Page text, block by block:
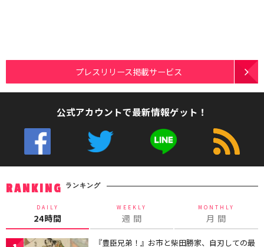
プレスリリース掲載サービス
公式アカウントで最新情報ゲット！
RANKING ランキング
DAILY
24時間
WEEKLY
週 間
MONTHLY
月 間
『豊臣兄弟！』お市と柴田勝家、自刃しての最